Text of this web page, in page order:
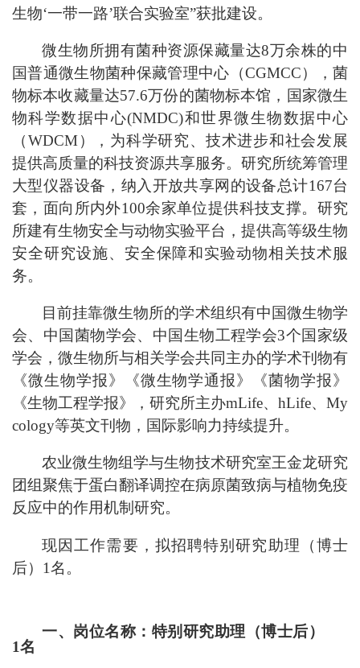
生物‘一带一路’联合实验室”获批建设。
微生物所拥有菌种资源保藏量达8万余株的中
国普通微生物菌种保藏管理中心（CGMCC），菌
物标本收藏量达57.6万份的菌物标本馆，国家微生
物科学数据中心(NMDC)和世界微生物数据中心
（WDCM），为科学研究、技术进步和社会发展
提供高质量的科技资源共享服务。研究所统筹管理
大型仪器设备，纳入开放共享网的设备总计167台
套，面向所内外100余家单位提供科技支撑。研究
所建有生物安全与动物实验平台，提供高等级生物
安全研究设施、安全保障和实验动物相关技术服
务。
目前挂靠微生物所的学术组织有中国微生物学
会、中国菌物学会、中国生物工程学会3个国家级
学会，微生物所与相关学会共同主办的学术刊物有
《微生物学报》《微生物学通报》《菌物学报》
《生物工程学报》，研究所主办mLife、hLife、My
cology等英文刊物，国际影响力持续提升。
农业微生物组学与生物技术研究室王金龙研究
团组聚焦于蛋白翻译调控在病原菌致病与植物免疫
反应中的作用机制研究。
现因工作需要，拟招聘特别研究助理（博士
后）1名。
一、岗位名称：特别研究助理（博士后）
1名